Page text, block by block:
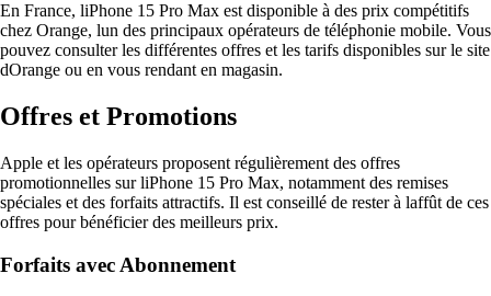
En France, liPhone 15 Pro Max est disponible à des prix compétitifs
chez Orange, lun des principaux opérateurs de téléphonie mobile. Vous
pouvez consulter les différentes offres et les tarifs disponibles sur le site
dOrange ou en vous rendant en magasin.
Offres et Promotions
Apple et les opérateurs proposent régulièrement des offres
promotionnelles sur liPhone 15 Pro Max, notamment des remises
spéciales et des forfaits attractifs. Il est conseillé de rester à laffût de ces
offres pour bénéficier des meilleurs prix.
Forfaits avec Abonnement